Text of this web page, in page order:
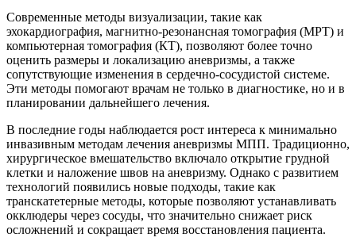
Современные методы визуализации, такие как
эхокардиография, магнитно-резонансная томография (МРТ) и
компьютерная томография (КТ), позволяют более точно
оценить размеры и локализацию аневризмы, а также
сопутствующие изменения в сердечно-сосудистой системе.
Эти методы помогают врачам не только в диагностике, но и в
планировании дальнейшего лечения.
В последние годы наблюдается рост интереса к минимально
инвазивным методам лечения аневризмы МПП. Традиционно,
хирургическое вмешательство включало открытие грудной
клетки и наложение швов на аневризму. Однако с развитием
технологий появились новые подходы, такие как
транскатетерные методы, которые позволяют устанавливать
окклюдеры через сосуды, что значительно снижает риск
осложнений и сокращает время восстановления пациента.